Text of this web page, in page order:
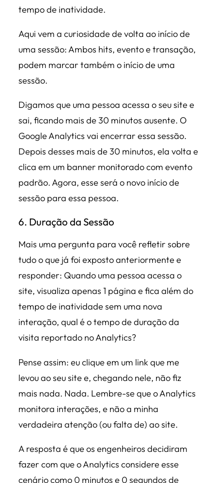
tempo de inatividade.
Aqui vem a curiosidade de volta ao início de
uma sessão: Ambos hits, evento e transação,
podem marcar também o início de uma
sessão.
Digamos que uma pessoa acessa o seu site e
sai, ficando mais de 30 minutos ausente. O
Google Analytics vai encerrar essa sessão.
Depois desses mais de 30 minutos, ela volta e
clica em um banner monitorado com evento
padrão. Agora, esse será o novo início de
sessão para essa pessoa.
6. Duração da Sessão
Mais uma pergunta para você refletir sobre
tudo o que já foi exposto anteriormente e
responder: Quando uma pessoa acessa o
site, visualiza apenas 1 página e fica além do
tempo de inatividade sem uma nova
interação, qual é o tempo de duração da
visita reportado no Analytics?
Pense assim: eu clique em um link que me
levou ao seu site e, chegando nele, não fiz
mais nada. Nada. Lembre-se que o Analytics
monitora interações, e não a minha
verdadeira atenção (ou falta de) ao site.
A resposta é que os engenheiros decidiram
fazer com que o Analytics considere esse
cenário como 0 minutos e 0 segundos de